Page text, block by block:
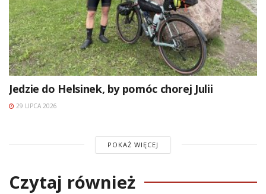
Jedzie do Helsinek, by pomóc chorej Julii
29 LIPCA 2026
POKAŻ WIĘCEJ
Czytaj również